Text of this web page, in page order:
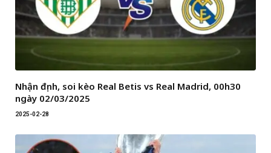
Nhận định, soi kèo Real Betis vs Real Madrid, 00h30
ngày 02/03/2025
2025-02-28